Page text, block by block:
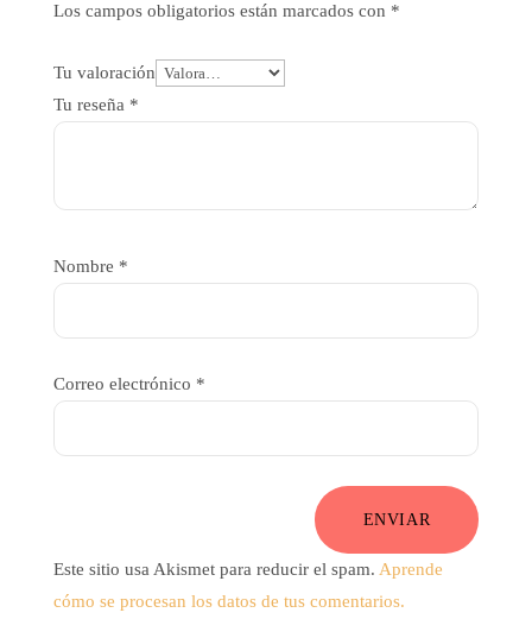
Los campos obligatorios están marcados con *
Tu valoración
Tu reseña *
Nombre *
Correo electrónico *
ENVIAR
Este sitio usa Akismet para reducir el spam. Aprende
cómo se procesan los datos de tus comentarios.